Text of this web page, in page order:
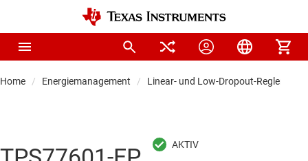
Home Energiemanagement Linear- und Low-Dropout-Regler